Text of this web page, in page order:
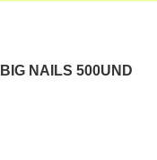
NAILS 500UND